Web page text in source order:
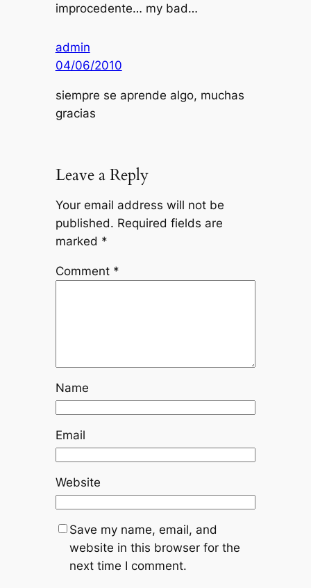
improcedente… my bad…
admin
04/06/2010
siempre se aprende algo, muchas
gracias
Leave a Reply
Your email address will not be
published. Required fields are
marked *
Comment *
Name
Email
Website
Save my name, email, and
website in this browser for the
next time I comment.